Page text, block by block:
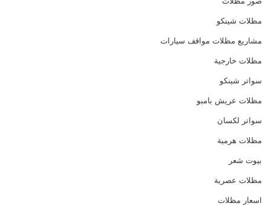
مظلات شينكو
مشاريع مظلات مواقف سيارات
مظلات خارجية
سواتر شينكو
مظلات عريش بامبو
سواتر لكسان
مظلات هرمية
بيوت شعر
مظلات عصرية
اسعار مظلات